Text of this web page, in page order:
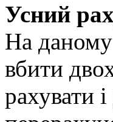
Усний
На
вбити
рахувати